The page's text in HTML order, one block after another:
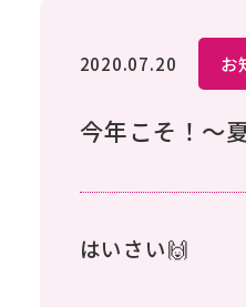
2020.07.20 お
今年こそ！～
はいさい🙌